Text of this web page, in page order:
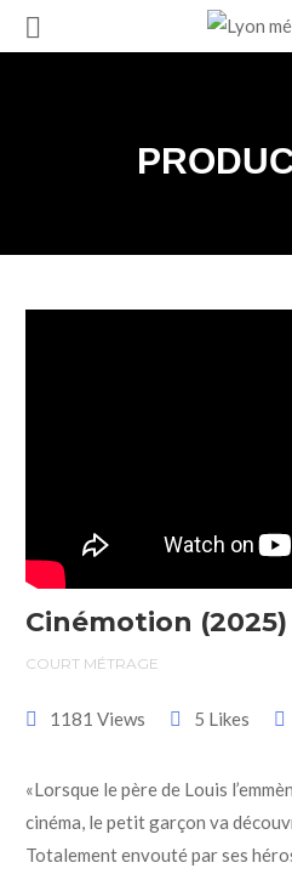
Cinémotion (2025)
COURT MÉTRAGE
1181 Views 5 Likes
«Lorsque le père de Louis
cinéma, le petit garçon va
Totalement envouté par ses